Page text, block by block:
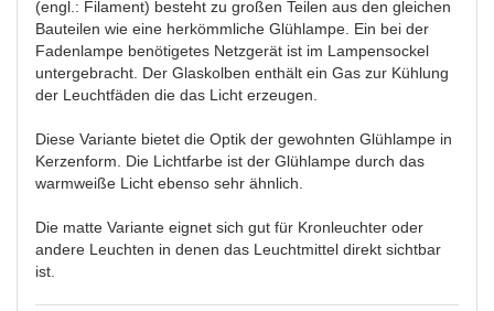
(engl.: Filament) besteht zu großen Teilen aus den gleichen
Bauteilen wie eine herkömmliche Glühlampe. Ein bei der
Fadenlampe benötigetes Netzgerät ist im Lampensockel
untergebracht. Der Glaskolben enthält ein Gas zur Kühlung
der Leuchtfäden die das Licht erzeugen.
Diese Variante bietet die Optik der gewohnten Glühlampe in
Kerzenform. Die Lichtfarbe ist der Glühlampe durch das
warmweiße Licht ebenso sehr ähnlich.
Die matte Variante eignet sich gut für Kronleuchter oder
andere Leuchten in denen das Leuchtmittel direkt sichtbar
ist.